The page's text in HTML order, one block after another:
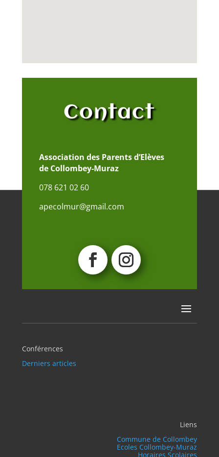
Contact
Association des Parents d’Elèves
de Collombey-Muraz
078 621 02 60
apecolmur@gmail.com
Conférences
Derniers articles
Liens
Commune de Collombey
Ecoles Collombey-Muraz
Horaires Scolaires